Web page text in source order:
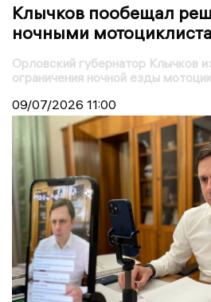
Клычков пообещал
ночными
Орловский губернатор Клычков
ограничения ночной езды
09/07/2026 11:00